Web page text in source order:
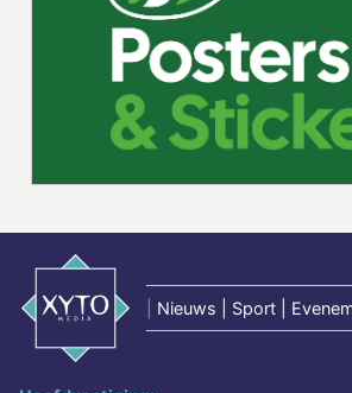
Nieuws | Sport |